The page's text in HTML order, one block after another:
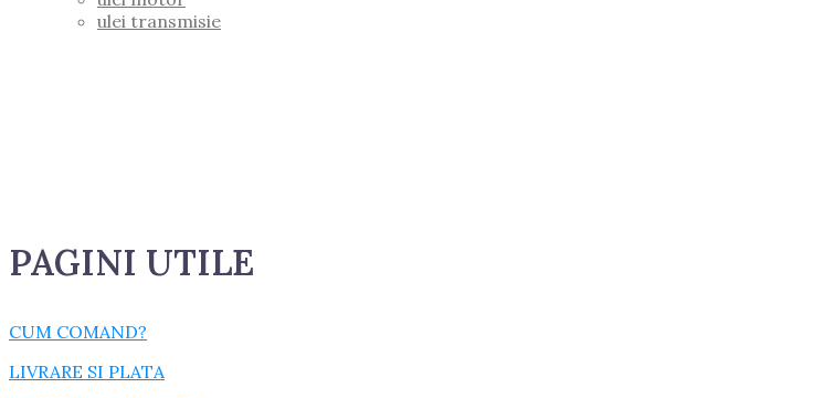
ulei transmisie
PAGINI UTILE
CUM COMAND?
LIVRARE SI PLATA